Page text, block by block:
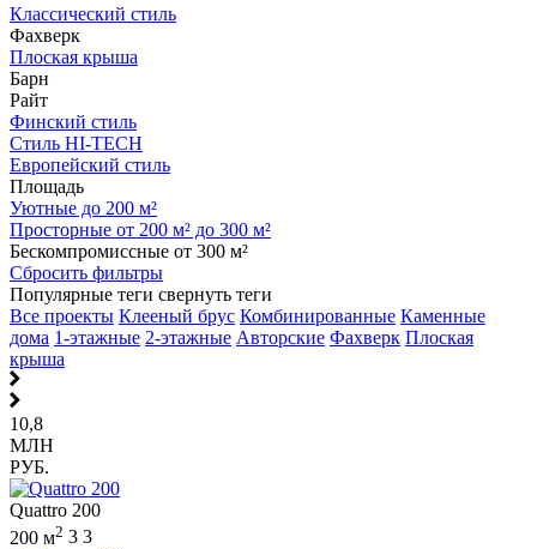
Классический стиль
Фахверк
Плоская крыша
Барн
Райт
Финский стиль
Стиль HI-TECH
Европейский стиль
Площадь
Уютные до 200 м²
Просторные от 200 м² до 300 м²
Бескомпромиссные от 300 м²
Сбросить фильтры
Популярные теги свернуть теги
Все проекты Клееный брус Комбинированные Каменные
дома 1-этажные 2-этажные Авторские Фахверк Плоская
крыша
10,8
МЛН
РУБ.
Quattro 200
200 м2 3 3